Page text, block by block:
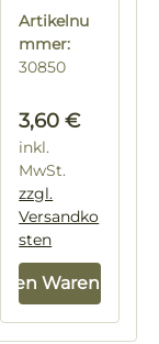
e
Artikelnu
mmer:
30850
Regulärer
3,60 €
inkl.
MwSt.
zzgl.
Versandko
sten
den Warenkorb